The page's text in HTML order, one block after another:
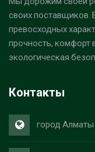
своих поставщиков.
превосходных
прочность, комфорт
экологическая
Контакты
город Алматы